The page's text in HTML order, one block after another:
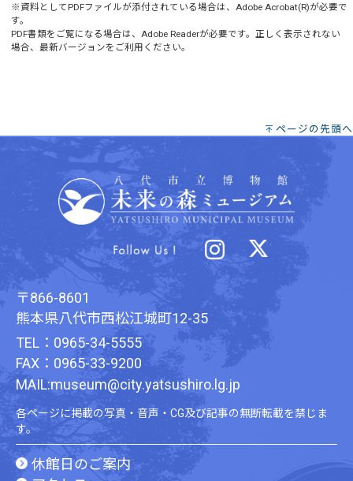
※資料としてPDFファイルが添付されている場合は、 Adobe Acrobat(R)が必要で
す。
PDF書類をご覧になる場合は、 Adobe Readerが必要です。正しく表示されない
場合、最新バージョンをご利用ください。
ページの先頭へ
〒866-8601
熊本県八代市西松江城町12-35
TEL：0965-34-5555
FAX：0965-33-9200
MAIL:museum@city.yatsushiro.lg.jp
各ページに掲載の写真・音声・CG及び記事の無断転載を禁じま
す。
休館日のご案内